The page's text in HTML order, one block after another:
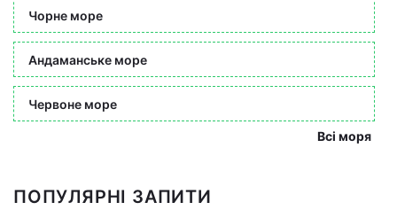
Чорне море
Андаманське море
Червоне море
Всі моря
ПОПУЛЯРНІ ЗАПИТИ